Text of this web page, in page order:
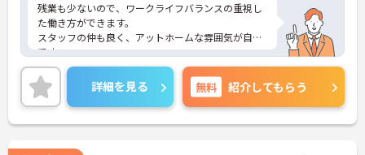
残業も少ないので、ワークライフバランスの重視し
た働き方ができます。
スタッフの仲も良く、アットホームな雰囲気が自慢
です。
ご興味ある方には、面接対策ポイントなど、詳細を
お話しいたしますのでお気軽にご相談ください。
詳細を見る 無料 紹介してもらう